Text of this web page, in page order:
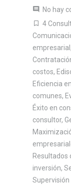
No hay
4
empresarial
costos,
Eficiencia
comunes,
Éxito en
consultor,
Resultados
inversión,